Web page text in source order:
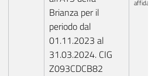
Brianza per il
periodo dal
01.11.2023 al
31.03.2024. CIG
Z093CDCB82